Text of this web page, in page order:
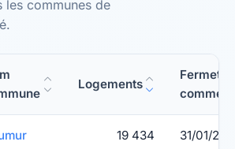
les communes de
Logements
19 434 31/01/